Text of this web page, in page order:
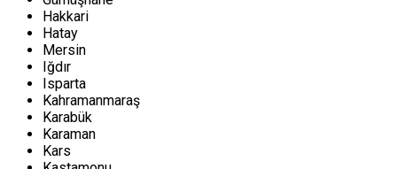
Hakkari
Hatay
Mersin
Iğdır
Isparta
Kahramanmaraş
Karabük
Karaman
Kars